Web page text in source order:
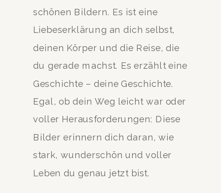
schönen Bildern. Es ist eine
Liebeserklärung an dich selbst,
deinen Körper und die Reise, die
du gerade machst. Es erzählt eine
Geschichte – deine Geschichte.
Egal, ob dein Weg leicht war oder
voller Herausforderungen: Diese
Bilder erinnern dich daran, wie
stark, wunderschön und voller
Leben du genau jetzt bist.